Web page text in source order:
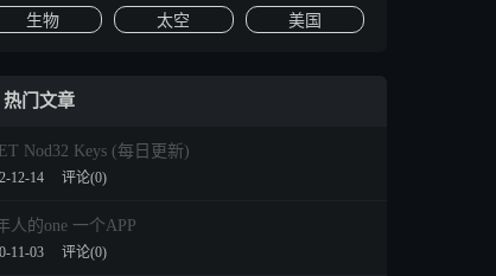
生物 太空 美国
热门文章
Nod32 Keys (每日更新)
12-14 评论(0)
人的one 一个APP
11-03 评论(0)